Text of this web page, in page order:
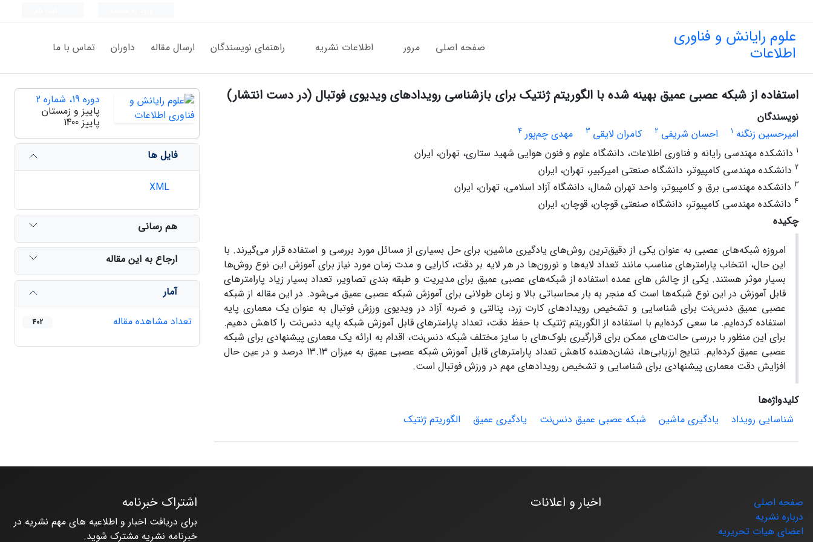
علوم رایانش و فناوری
اطلاعات صفحه اصلی مرور اطلاعات نشریه راهنمای نویسندگان ارسال مقاله داوران تماس با ما
استفاده از شبکه عصبی عمیق بهینه شده با الگوریتم ژنتیک برای بازشناسی رویدادهای ویدیوی فوتبال (در دست انتشار)
نویسندگان
امیرحسین زنگنه 1 احسان شریفی 2 کامران لایقی 3 مهدی چم‌پور 4
1 دانشکده مهندسی رایانه و فناوری اطلاعات، دانشگاه علوم و فنون هوایی شهید ستاری، تهران، ایران
2 دانشکده مهندسی کامپیوتر، دانشگاه صنعتی امیرکبیر، تهران، ایران
3 دانشکده مهندسی برق و کامپیوتر، واحد تهران شمال، دانشگاه آزاد اسلامی، تهران، ایران
4 دانشکده مهندسی کامپیوتر، دانشگاه صنعتی قوچان، قوچان، ایران
چکیده
امروزه شبکه‌های عصبی به عنوان یکی از دقیق‌ترین روش‌های یادگیری ماشین، برای حل بسیاری از مسائل مورد بررسی و استفاده قرار می‌گیرند. با
این حال، انتخاب پارامترهای مناسب مانند تعداد لایه‌ها و نورون‌ها در هر لایه بر دقت، کارایی و مدت زمان مورد نیاز برای آموزش این نوع روش‌ها
بسیار موثر هستند. یکی از چالش های عمده استفاده از شبکه‌های عصبی عمیق برای مدیریت و طبقه بندی تصاویر، تعداد بسیار زیاد پارامترهای
قابل آموزش در این نوع شبکه‌ها است که منجر به بار محاسباتی بالا و زمان طولانی برای آموزش شبکه عصبی عمیق می‌شود. در این مقاله از شبکه
عصبی عمیق دنس‌نت برای شناسایی و تشخیص رویدادهای کارت زرد، پنالتی و ضربه آزاد در ویدیوی ورزش فوتبال به عنوان یک معماری پایه
استفاده کرده‌ایم. ما سعی کرده‌ایم با استفاده از الگوریتم ژنتیک با حفظ دقت، تعداد پارامترهای قابل آموزش شبکه پایه دنس‌نت را کاهش دهیم.
برای این منظور با بررسی حالت‌های ممکن برای قرارگیری بلوک‌های با سایز مختلف شبکه دنس‌نت، اقدام به ارائه یک معماری پیشنهادی برای شبکه
عصبی عمیق کرده‌ایم. نتایج ارزیابی‌ها، نشان‌دهنده کاهش تعداد پارامترهای قابل آموزش شبکه عصبی عمیق به میزان 13.13 درصد و در عین حال
افزایش دقت معماری پیشنهادی برای شناسایی و تشخیص رویدادهای مهم در ورزش فوتبال است.
کلیدواژه‌ها
شناسایی رویداد
یادگیری ماشین شبکه عصبی عمیق دنس‌نت یادگیری عمیق الگوریتم ژنتیک
دوره 19، شماره 2
پاییز و زمستان
پاییز 1400
فایل ها
هم رسانی
ارجاع به این مقاله
آمار
تعداد مشاهده مقاله
402
صفحه اصلی
درباره نشریه
اعضای هیات تحریریه
اخبار و اعلانات اشتراک خبرنامه
برای دریافت اخبار و اطلاعیه های مهم نشریه در
خبرنامه نشریه مشترک شوید.